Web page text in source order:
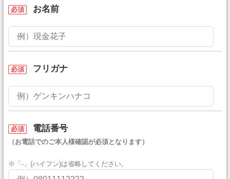
必須 お名前
必須 フリガナ
必須 電話番号
（お電話でのご本人様確認が必須となります）
※「-」(ハイフン)は省略してください。